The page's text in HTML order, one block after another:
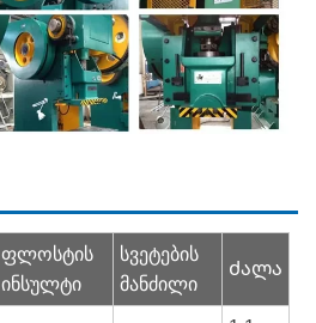
ფლოსტის
ინსულტი
სვეტების
მანძილი
Ძალა